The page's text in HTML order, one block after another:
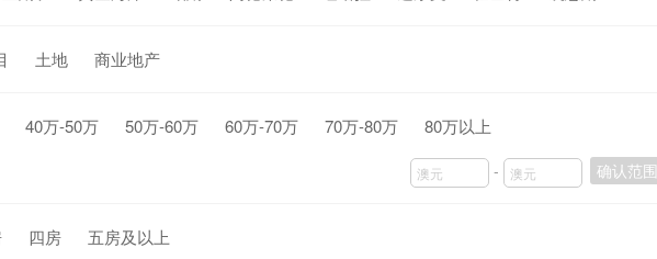
土地 商业地产
40万-50万 50万-60万 60万-70万 70万-80万 80万以上
- 确认范围
四房 五房及以上